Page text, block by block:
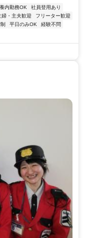
内勤務OK
社員登用あり
婦・主夫歓迎
フリーター歓迎
平日のみOK
経験不問